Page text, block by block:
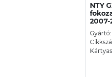
NTY
2007-